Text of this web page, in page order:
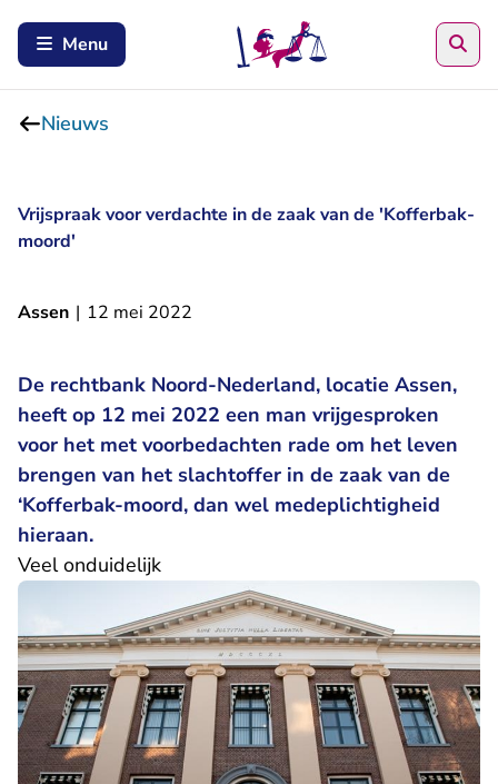
Menu
Nieuws
Vrijspraak voor verdachte in de zaak van de 'Kofferbak-
moord'
Assen | 12 mei 2022
De rechtbank Noord-Nederland, locatie Assen,
heeft op 12 mei 2022 een man vrijgesproken
voor het met voorbedachten rade om het leven
brengen van het slachtoffer in de zaak van de
‘Kofferbak-moord, dan wel medeplichtigheid
hieraan.
Veel onduidelijk